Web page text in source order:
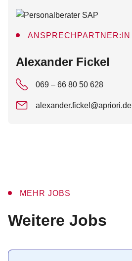
ANSPRECHPARTNER:IN
:
Alexander Fickel
069 – 66 80 50 628
alexander.fickel@apriori.de
MEHR JOBS
:
Weitere Jobs